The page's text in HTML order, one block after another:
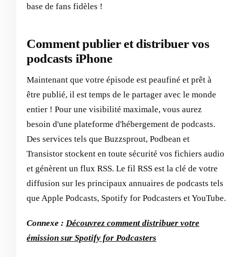
base de fans fidèles !
Comment publier et distribuer vos
podcasts iPhone
Maintenant que votre épisode est peaufiné et prêt à
être publié, il est temps de le partager avec le monde
entier ! Pour une visibilité maximale, vous aurez
besoin d'une plateforme d'hébergement de podcasts.
Des services tels que Buzzsprout, Podbean et
Transistor stockent en toute sécurité vos fichiers audio
et génèrent un flux RSS. Le fil RSS est la clé de votre
diffusion sur les principaux annuaires de podcasts tels
que Apple Podcasts, Spotify for Podcasters et YouTube.
Connexe : Découvrez comment distribuer votre
émission sur Spotify for Podcasters